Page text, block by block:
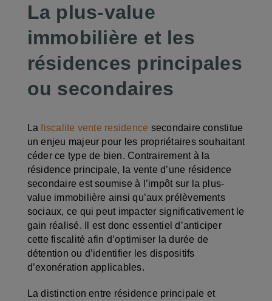
La plus-value
immobilière et les
résidences principales
ou secondaires
Lafiscalite vente residence secondaire constitue
un enjeu majeur pour les propriétaires souhaitant
céder ce type de bien. Contrairement à la
résidence principale, la vente d’une résidence
secondaire est soumise à l’impôt sur la plus-
value immobilière ainsi qu’aux prélèvements
sociaux, ce qui peut impacter significativement le
gain réalisé. Il est donc essentiel d’anticiper
cette fiscalité afin d’optimiser la durée de
détention ou d’identifier les dispositifs
d’exonération applicables.
La distinction entre résidence principale et